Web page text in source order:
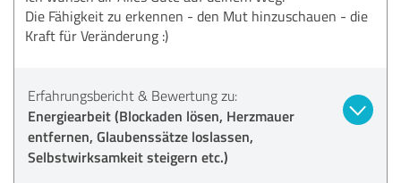
Die Fähigkeit zu erkennen - den Mut hinzuschauen - die
Kraft für Veränderung :)
Erfahrungsbericht & Bewertung zu:
Energiearbeit (Blockaden lösen, Herzmauer
entfernen, Glaubenssätze loslassen,
Selbstwirksamkeit steigern etc.)